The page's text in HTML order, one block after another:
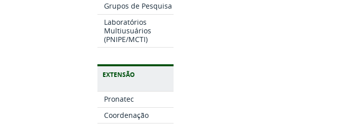
Grupos de Pesquisa
Laboratórios
Multiusuários
(PNIPE/MCTI)
EXTENSÃO
Pronatec
Coordenação